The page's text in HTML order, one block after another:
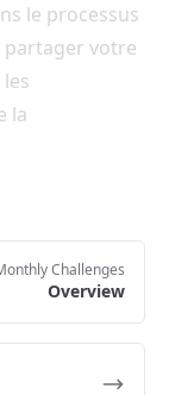
le processus
partager votre
la
Challenges
Overview